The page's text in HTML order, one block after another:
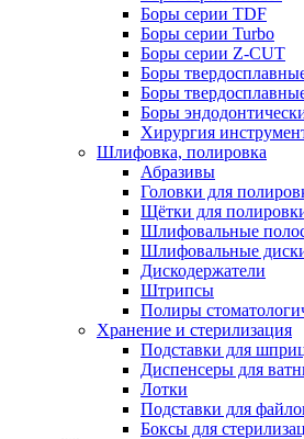
Боры серии TDF
Боры серии Turbo
Боры серии Z-CUT
Боры
Боры
Боры
Хирургия
Шлифовка, полировка
Абразивы
Головки для
Щётки для
Шлифовальные
Шлифовальные
Дискодержатели
Штрипсы
Полиры
Хранение и стерилизация
Подставки для
Диспенсеры для
Лотки
Подставки для
Боксы для